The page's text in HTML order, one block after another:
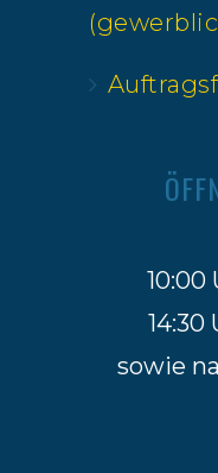
10:00
14:30
sowie